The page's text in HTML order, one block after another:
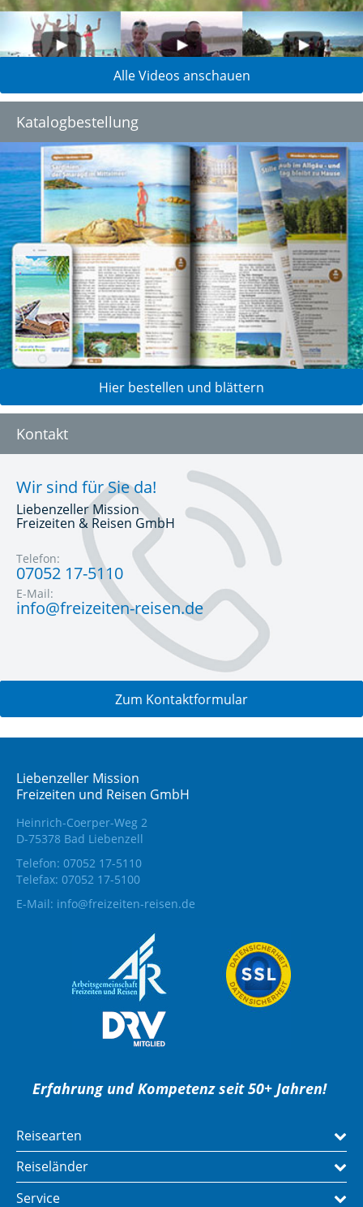
Alle Videos anschauen
Katalogbestellung
Hier bestellen und blättern
Kontakt
Wir sind für Sie da!
Liebenzeller Mission
Freizeiten & Reisen GmbH
Telefon:
07052 17-5110
E-Mail:
info@freizeiten-reisen.de
Zum Kontaktformular
Liebenzeller Mission
Freizeiten und Reisen GmbH
Heinrich-Coerper-Weg 2
D-75378 Bad Liebenzell
Telefon: 07052 17-5110
Telefax: 07052 17-5100
E-Mail: info@freizeiten-reisen.de
Erfahrung und Kompetenz seit 50+ Jahren!
Reisearten
Reiseländer
Service